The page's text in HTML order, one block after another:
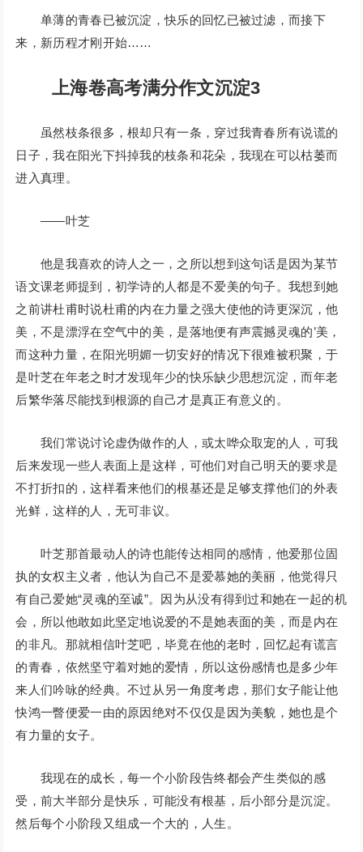
单薄的青春已被沉淀，快乐的回忆已被过滤，而接下
来，新历程才刚开始……
上海卷高考满分作文沉淀3
虽然枝条很多，根却只有一条，穿过我青春所有说谎的
日子，我在阳光下抖掉我的枝条和花朵，我现在可以枯萎而
进入真理。
——叶芝
他是我喜欢的诗人之一，之所以想到这句话是因为某节
语文课老师提到，初学诗的人都是不爱美的句子。我想到她
之前讲杜甫时说杜甫的内在力量之强大使他的诗更深沉，他
美，不是漂浮在空气中的美，是落地便有声震撼灵魂的’美，
而这种力量，在阳光明媚一切安好的情况下很难被积聚，于
是叶芝在年老之时才发现年少的快乐缺少思想沉淀，而年老
后繁华落尽能找到根源的自己才是真正有意义的。
我们常说讨论虚伪做作的人，或太哗众取宠的人，可我
后来发现一些人表面上是这样，可他们对自己明天的要求是
不打折扣的，这样看来他们的根基还是足够支撑他们的外表
光鲜，这样的人，无可非议。
叶芝那首最动人的诗也能传达相同的感情，他爱那位固
执的女权主义者，他认为自己不是爱慕她的美丽，他觉得只
有自己爱她“灵魂的至诚”。因为从没有得到过和她在一起的机
会，所以他敢如此坚定地说爱的不是她表面的美，而是内在
的非凡。那就相信叶芝吧，毕竟在他的老时，回忆起有谎言
的青春，依然坚守着对她的爱情，所以这份感情也是多少年
来人们吟咏的经典。不过从另一角度考虑，那们女子能让他
快鸿一瞥便爱一由的原因绝对不仅仅是因为美貌，她也是个
有力量的女子。
我现在的成长，每一个小阶段告终都会产生类似的感
受，前大半部分是快乐，可能没有根基，后小部分是沉淀。
然后每个小阶段又组成一个大的，人生。